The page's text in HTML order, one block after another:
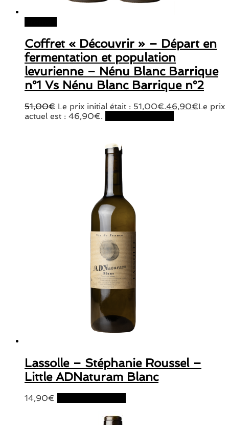
Coffret « Découvrir » – Départ en
fermentation et population
levurienne – Nénu Blanc Barrique
n°1 Vs Nénu Blanc Barrique n°2
51,00€ Le prix initial était : 51,00€.46,90€Le prix
actuel est : 46,90€.
Lassolle – Stéphanie Roussel –
Little ADNaturam Blanc
14,90€